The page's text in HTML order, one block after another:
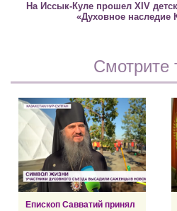
На Иссык-Куле прошел XIV
«Духовное наследие
Смотрите
Епископ Савватий принял